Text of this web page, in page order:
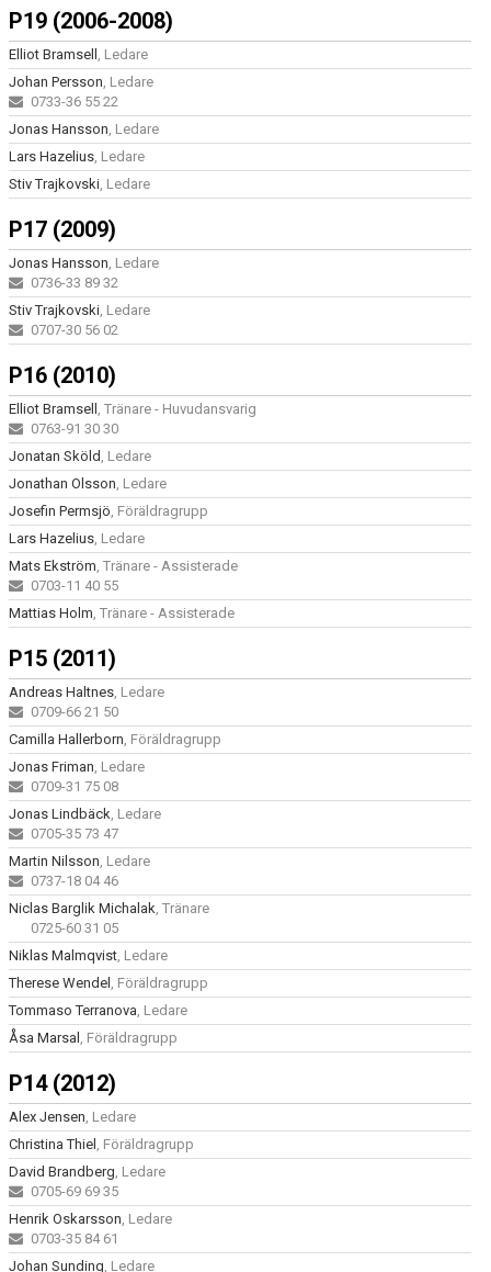
P19 (2006-2008)
Elliot Bramsell , Ledare
Johan Persson, Ledare
0733-36 55 22
Jonas Hansson, Ledare
Lars Hazelius, Ledare
Stiv Trajkovski, Ledare
P17 (2009)
Jonas Hansson, Ledare
0736-33 89 32
Stiv Trajkovski, Ledare
0707-30 56 02
P16 (2010)
Elliot Bramsell , Tränare - Huvudansvarig
0763-91 30 30
Jonatan Sköld , Ledare
Jonathan Olsson, Ledare
Josefin Permsjö, Föräldragrupp
Lars Hazelius, Ledare
Mats Ekström, Tränare - Assisterade
0703-11 40 55
Mattias Holm, Tränare - Assisterade
P15 (2011)
Andreas Haltnes, Ledare
0709-66 21 50
Camilla Hallerborn, Föräldragrupp
Jonas Friman, Ledare
0709-31 75 08
Jonas Lindbäck, Ledare
0705-35 73 47
Martin Nilsson, Ledare
0737-18 04 46
Niclas Barglik Michalak, Tränare
0725-60 31 05
Niklas Malmqvist, Ledare
Therese Wendel , Föräldragrupp
Tommaso Terranova, Ledare
Åsa Marsal , Föräldragrupp
P14 (2012)
Alex Jensen, Ledare
Christina Thiel , Föräldragrupp
David Brandberg, Ledare
0705-69 69 35
Henrik Oskarsson, Ledare
0703-35 84 61
Johan Sunding, Ledare